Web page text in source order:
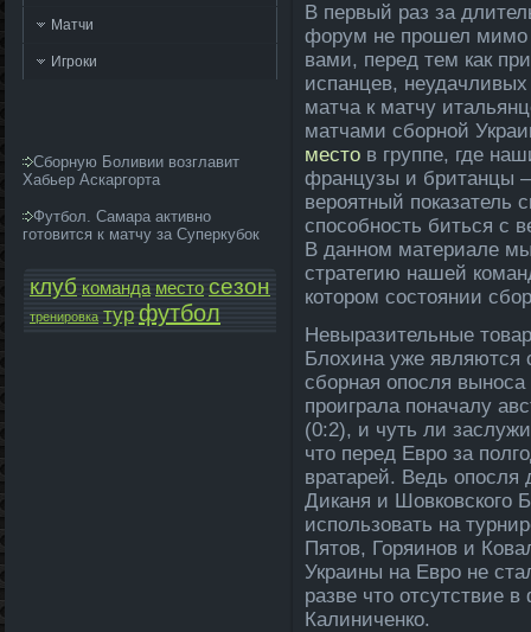
Матчи
Игроки
Сборную Боливии возглавит
Хабьер Аскаргорта
Футбол. Самара активно
готовится к матчу за Суперкубок
клуб команда­ место сезон
тренировка тур футбол
В первый раз за
форум не прошел мимо
вами, перед тем как
испанцев,
матча к матчу
матчами сборной
место в группе, где
французы и британцы
вероятный показатель
способность биться с
В да­нном материале­
стратегию нашей
котором состоянии
Невыразительные
Блохина уже
сборная опосля
проиграла поначалу
(0:2), и чуть ли
что перед Евро за
вратарей. Ведь
Диканя и Шовковского
использовать на
Пятов, Горяинов и
Украины на Евро не
разве что отсутствие
Калиниченко.